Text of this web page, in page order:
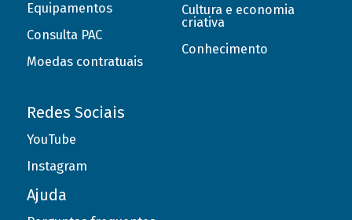
Equipamentos
Consulta PAC
Moedas contratuais
Cultura e economia
criativa
Conhecimento
Redes Sociais
YouTube
Instagram
Ajuda